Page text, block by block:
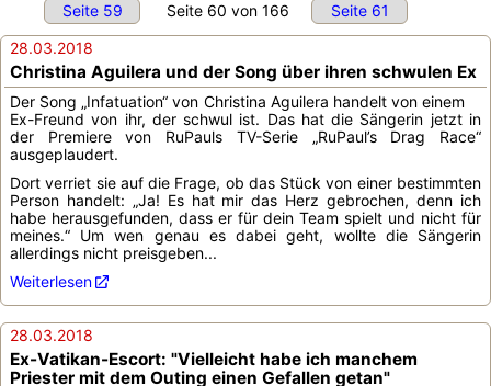
Seite 59 Seite 60 von 166
Seite 61
28.03.2018
Christina Aguilera und der Song über ihren schwulen Ex
Der Song „Infatuation“ von Christina Aguilera handelt von einem
Ex-Freund von ihr, der schwul ist. Das hat die Sängerin jetzt in
der Premiere von RuPauls TV-Serie „RuPaul’s Drag Race“
ausgeplaudert.
Dort verriet sie auf die Frage, ob das Stück von einer bestimmten
Person handelt: „Ja! Es hat mir das Herz gebrochen, denn ich
habe herausgefunden, dass er für dein Team spielt und nicht für
meines.“ Um wen genau es dabei geht, wollte die Sängerin
allerdings nicht preisgeben...
Weiterlesen
28.03.2018
Ex-Vatikan-Escort: "Vielleicht habe ich manchem
Priester mit dem Outing einen Gefallen getan"